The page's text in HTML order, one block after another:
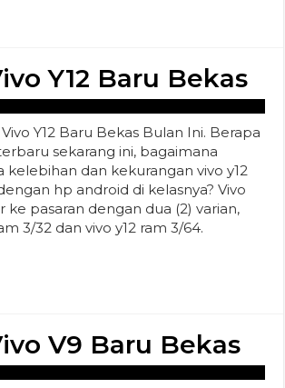
Y12 Baru Bekas
Y12 Baru Bekas Bulan Ini. Berapa
sekarang ini, bagaimana
kelebihan dan kekurangan vivo y12
hp android di kelasnya? Vivo
ke pasaran dengan dua (2) varian,
3/32 dan vivo y12 ram 3/64.
V9 Baru Bekas